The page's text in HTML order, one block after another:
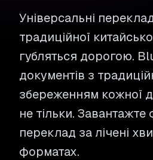
Універсальні
традиційної
губляться дорогою.
документів з
збереженням кожної
не тільки.
переклад за лічені
форматах.